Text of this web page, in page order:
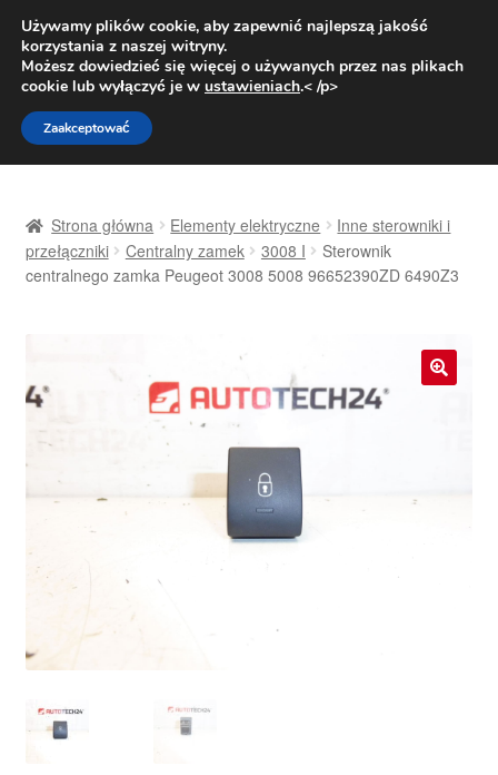
DOSTAWA od 31 zł
Pn.-pt. 9:00-16:00800 003 167
Przejdź
do
nawigacji
Przejdź
do
treści
Dostawa
O nas
Płatności
Polityka prywatności
Procedura reklamacyjna
Skarga
Strona główna Elementy elektryczne
Inne sterowniki i
przełączniki
Centralny zamek 3008 I
Sterownik
centralnego zamka Peugeot 3008 5008 96652390ZD 6490Z3
Używamy plików cookie, aby zapewnić najlepszą jakość
korzystania z naszej witryny.
Możesz dowiedzieć się więcej o używanych przez nas plikach
cookie lub wyłączyć je w ustawieniach.< /p>
Zaakceptować